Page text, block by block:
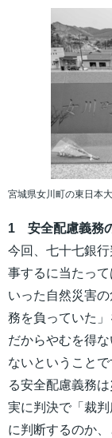
宮城県女川町の東日本
1 安全配慮義務
今回、七十七銀
事するに当たっ
いった自然災害
務を負っていた
だからやむを得
ないということ
る安全配慮義務
実に判決で「裁
に判断するのか